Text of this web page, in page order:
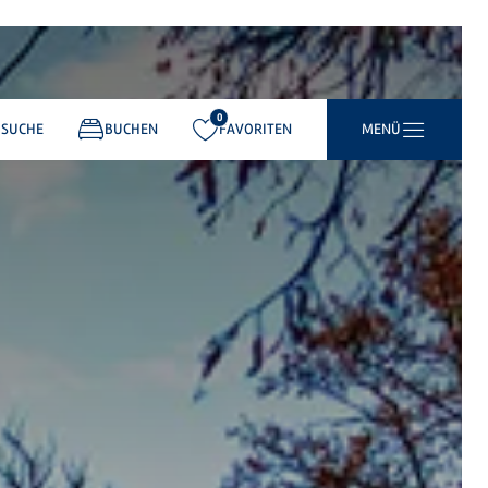
SUCHE BUCHEN FAVORITEN
gemerkt:
0
MENÜ